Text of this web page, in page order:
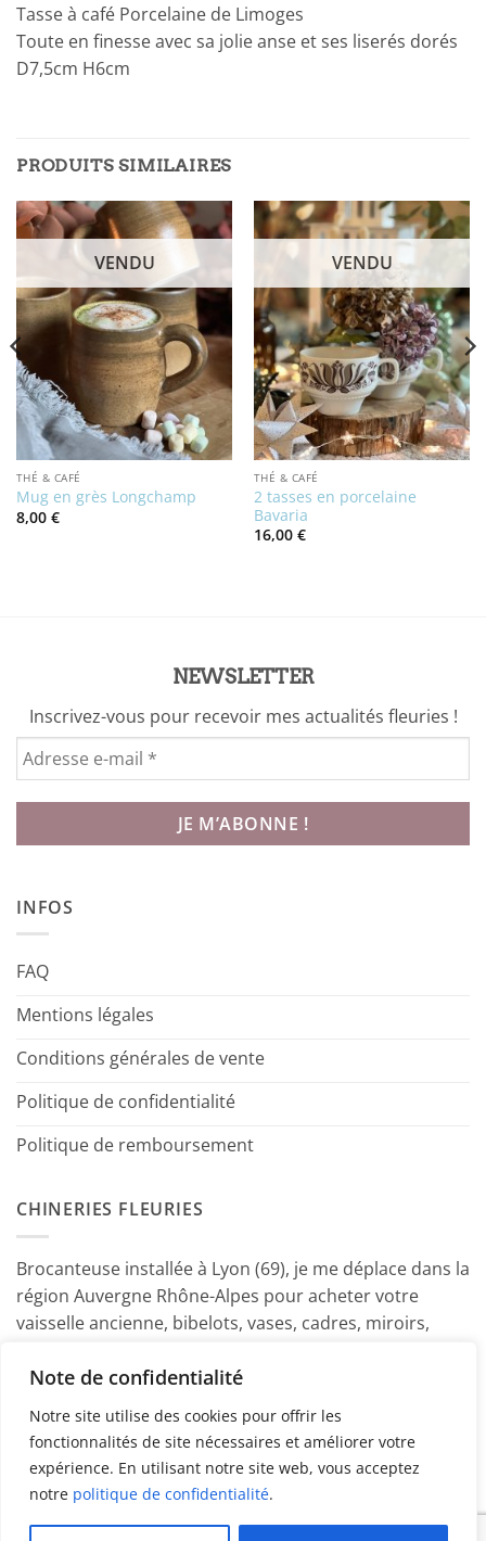
Note de confidentialité
Notre site utilise des cookies pour offrir les
fonctionnalités de site nécessaires et améliorer votre
expérience. En utilisant notre site web, vous acceptez
notre politique de confidentialité.
Tasse à café Porcelaine de Limoges
Toute en finesse avec sa jolie anse et ses liserés dorés
D7,5cm H6cm
PRODUITS SIMILAIRES
VENDU
THÉ & CAFÉ
Mug en grès Longchamp
8,00 €
VENDU
THÉ & CAFÉ
2 tasses en porcelaine
Bavaria
16,00 €
NEWSLETTER
Inscrivez-vous pour recevoir mes actualités fleuries !
INFOS
FAQ
Mentions légales
Conditions générales de vente
Politique de confidentialité
Politique de remboursement
CHINERIES FLEURIES
Brocanteuse installée à Lyon (69), je me déplace dans la
région Auvergne Rhône-Alpes pour acheter votre
vaisselle ancienne, bibelots, vases, cadres, miroirs,
Marine
PayPal AmericanMasterCard
Visa